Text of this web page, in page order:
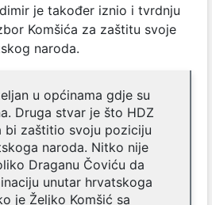
je također iznio i tvrdnju
Komšića za zaštitu svoje
naroda.
u općinama gdje su
Druga stvar je što HDZ
bi zaštitio svoju poziciju
naroda. Nitko nije
Draganu Čoviću da
unutar hrvatskoga
je Željko Komšić sa